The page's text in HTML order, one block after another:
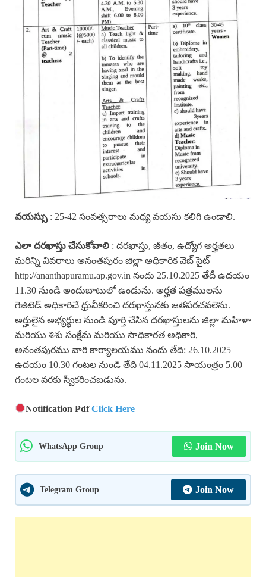
వయస్సు : 25-42 సంవత్సరాలు మధ్య వయసు కలిగి ఉండాలి.
ఎలా దరఖాస్తు చేసుకోవాలి : దరఖాస్తు, జీతం, ఉద్యోగ అర్హతలు
మరిన్ని వివరాలు అనంతపురం జిల్లా అధికారిక వెబ్ సైట్
http://ananthapuramu.ap.gov.in నందు 25.10.2025 తేదీ ఉదయం
11.30 నుండి అందుబాటులో ఉండును. అర్హత పత్రములను
గెజిటెడ్ అధికారిచే ధ్రువీకరించి దరఖాస్తునకు జతపరచవలెను.
అర్హులైన అభ్యర్థుల నుండి పూర్తి చేసిన దరఖాస్తులను జిల్లా మహిళా
మరియు శిశు సంక్షేమ మరియు సాధికారత అధికారి,
అనంతపురము వారి కార్యాలయము నందు తేది: 26.10.2025
ఉదయం 10.30 గంటల నుండి తేది 04.11.2025 సాయంత్రం 5.00
గంటల వరకు స్వీకరించబడును.
Notification PdfClick Here
WhatsApp Group Join Now
Telegram Group Join Now